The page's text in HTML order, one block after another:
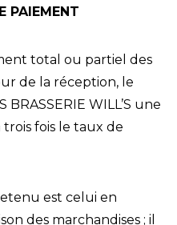
PAIEMENT
total ou partiel des
de la réception, le
BRASSERIE WILL’S une
fois le taux de
est celui en
des marchandises ; il